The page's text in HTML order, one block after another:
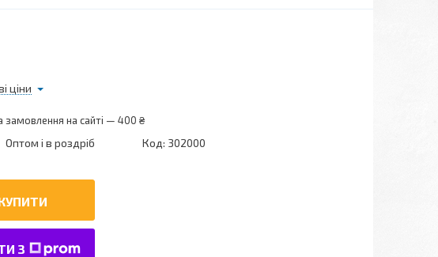
ціни
замовлення на сайті — 400 ₴
Оптом і в роздріб Код: 302000
З